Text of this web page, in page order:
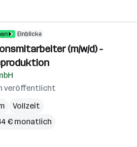
Einblicke
(m/w/d) -
veröffentlicht
Vollzeit
€ monatlich